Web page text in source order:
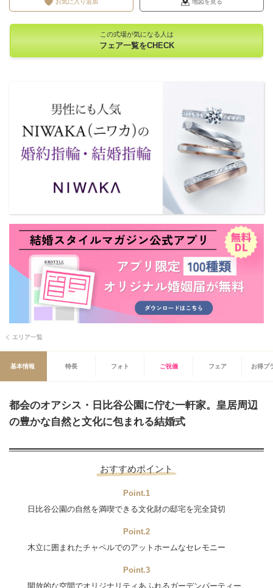
お気に入り追加 地図を見る
この式場が気になる人は
フェア一覧をCHECK
エリア一覧
基本情報 特長 フォト ご祝儀 フェア お得プ
都会のオアシス・日比谷公園に佇む一軒家。皇居周辺
の豊かな自然と文化に包まれる結婚式
おすすめポイント
Point.1
日比谷公園の自然を満喫できる文化財の邸宅を完全貸切
Point.2
木立に囲まれたチャペルでのアットホームなセレモニー
Point.3
開放的な空間でオリジナリティあふれるガーデンパーティー